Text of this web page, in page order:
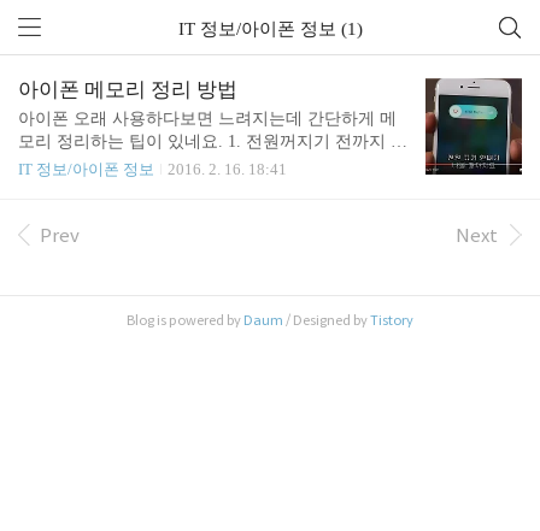
IT 정보/아이폰 정보 (1)
아이폰 메모리 정리 방법
아이폰 오래 사용하다보면 느려지는데 간단하게 메
모리 정리하는 팁이 있네요. 1. 전원꺼지기 전까지 전
원 버튼 길게 누르고 2. 홈 화면 나올때까지 홈 버튼
IT 정보/아이폰 정보 2016. 2. 16. 18:41
Prev Next
Blog is powered by Daum / Designed byTistory